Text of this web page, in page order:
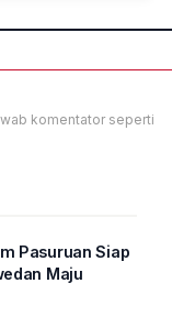
komentator seperti
Pasuruan Siap
Maju